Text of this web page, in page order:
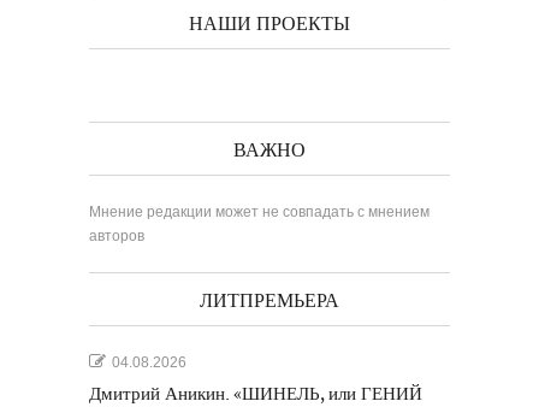
НАШИ ПРОЕКТЫ
ВАЖНО
Мнение редакции может не совпадать с мнением
авторов
ЛИТПРЕМЬЕРА
04.08.2026
Дмитрий Аникин. «ШИНЕЛЬ, или ГЕНИЙ